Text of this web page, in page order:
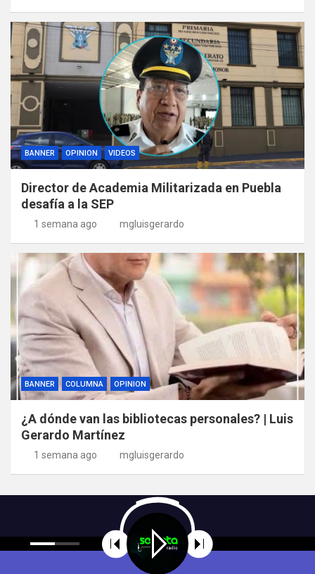
BANNER OPINION VIDEOS
Director de Academia Militarizada en Puebla
desafía a la SEP
1 semana ago mgluisgerardo
BANNER COLUMNA OPINION
¿A dónde van las bibliotecas personales? | Luis
Gerardo Martínez
1 semana ago mgluisgerardo